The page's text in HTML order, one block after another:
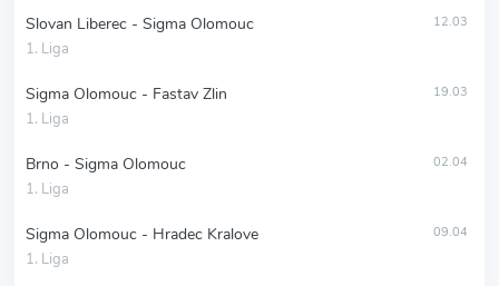
Slovan Liberec - Sigma Olomouc
1. Liga
12.03
Sigma Olomouc - Fastav Zlin
1. Liga
19.03
Brno - Sigma Olomouc
1. Liga
02.04
Sigma Olomouc - Hradec Kralove
1. Liga
09.04